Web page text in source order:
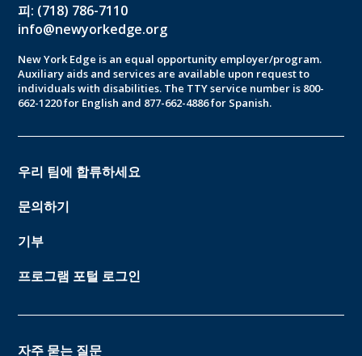
피: (718) 786-7110
info@newyorkedge.org
New York Edge is an equal opportunity employer/program.
Auxiliary aids and services are available upon request to
individuals with disabilities. The TTY service number is 800-
662-1220 for English and 877-662-4886 for Spanish.
우리 팀에 합류하세요
문의하기
기부
프로그램 포털 로그인
자주 묻는 질문